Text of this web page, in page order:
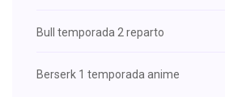
Bull temporada 2 reparto
Berserk 1 temporada anime